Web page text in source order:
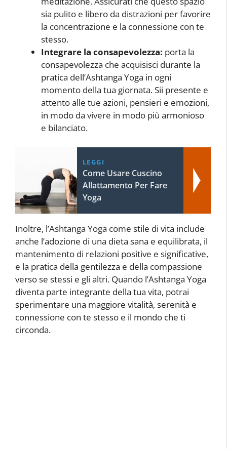
sia pulito e libero da distrazioni per favorire
la concentrazione e la connessione con te
stesso.
Integrare la consapevolezza: porta la
consapevolezza che acquisisci durante la
pratica dell’Ashtanga Yoga in ogni
momento della tua giornata. Sii presente e
attento alle tue azioni, pensieri e emozioni,
in modo da vivere in modo più armonioso
e bilanciato.
LEGGI
Come Usare Cuscino
Allattamento Per Fare
Yoga
Inoltre, l’Ashtanga Yoga come stile di vita include
anche l’adozione di una dieta sana e equilibrata, il
mantenimento di relazioni positive e significative,
e la pratica della gentilezza e della compassione
verso se stessi e gli altri. Quando l’Ashtanga Yoga
diventa parte integrante della tua vita, potrai
sperimentare una maggiore vitalità, serenità e
connessione con te stesso e il mondo che ti
circonda.